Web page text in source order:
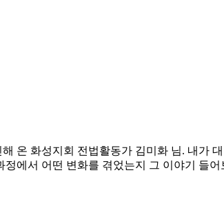
온 화성지회 전법활동가 김미화 님. 내가
에서 어떤 변화를 겪었는지 그 이야기 들어